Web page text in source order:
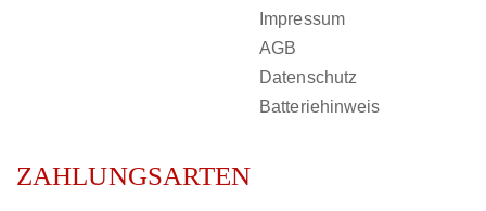
Impressum
AGB
Datenschutz
Batteriehinweis
ZAHLUNGSARTEN